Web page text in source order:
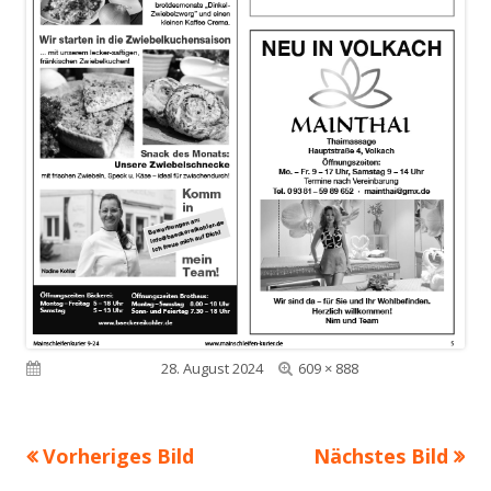
Veröffentlicht am28. August 2024
Volle
609 × 888
Vorheriges Bild Nächstes Bild